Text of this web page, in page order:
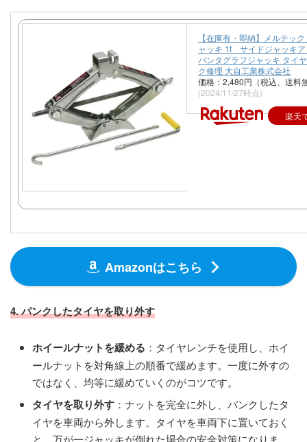
【在庫有・即納】メルテッ
ャッキ 1t サイドジャッキ
パンタグラフジャッキ タイ
ク修理 大自工業株式会社
価格：2,480円（税込、送料
(2024/11/27時点)
楽天
Amazonはこちら
4. パンクしたタイヤを取り外す
ホイールナットを緩める ：タイヤレンチを使用し、ホイ
ールナットを対角線上の順番で緩めます。一度に外すの
ではなく、均等に緩めていくのがコツです。
タイヤを取り外す ：ナットを完全に外し、パンクしたタ
イヤを車両から外します。タイヤを車両下に置いておく